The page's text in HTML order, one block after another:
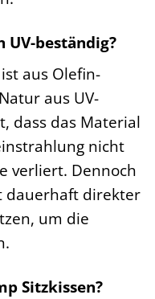
UV-beständig?
aus Olefin-
aus UV-
dass das Material
nicht
verliert. Dennoch
dauerhaft direkter
um die
Sitzkissen?